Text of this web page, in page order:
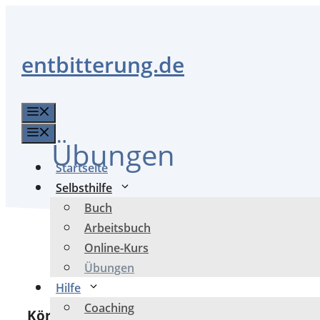
springen
entbitterung.de
Startseite
Selbsthilfe
Buch
Arbeitsbuch
Online-Kurs
Übungen
Hilfe
Coaching
Übungen
Körper-Übungen